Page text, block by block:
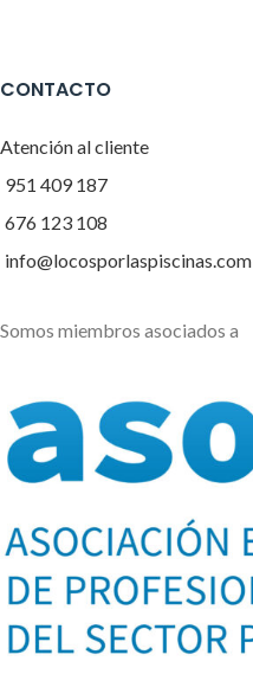
CONTACTO
Atención al cliente
951 409 187
676 123 108
info@locosporlaspiscinas.com
Somos miembros asociados a